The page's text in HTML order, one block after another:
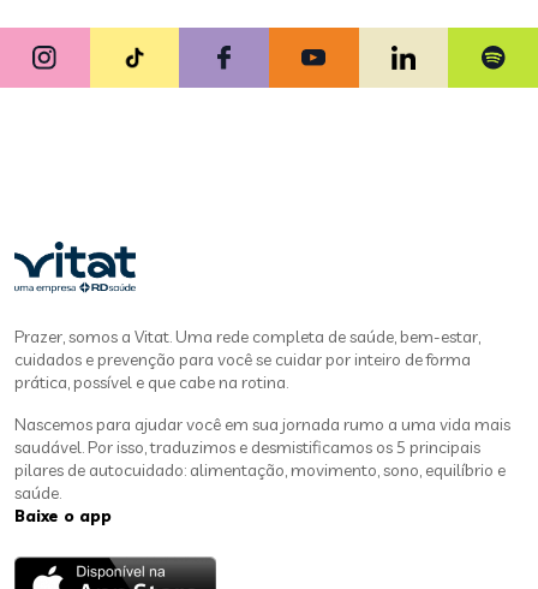
Prazer, somos a Vitat. Uma rede completa de saúde, bem-estar,
cuidados e prevenção para você se cuidar por inteiro de forma
prática, possível e que cabe na rotina.
Nascemos para ajudar você em sua jornada rumo a uma vida mais
saudável. Por isso, traduzimos e desmistificamos os 5 principais
pilares de autocuidado: alimentação, movimento, sono, equilíbrio e
saúde.
Baixe o app